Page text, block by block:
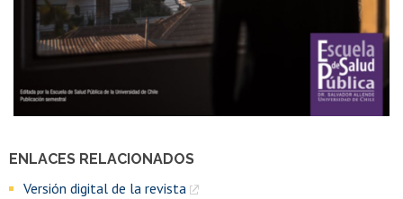
ENLACES RELACIONADOS
Versión digital de la revista